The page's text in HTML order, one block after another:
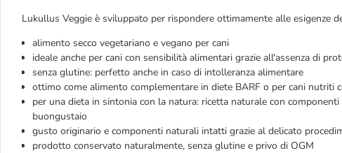
Lukullus Veggie è sviluppato per rispondere ottimamente alle esigenze
alimento secco vegetariano e vegano per cani
ideale anche per cani con sensibilità alimentari grazie all'assenza di
senza glutine: perfetto anche in caso di intolleranza alimentare
ottimo come alimento complementare in diete BARF o per cani nutriti
per una dieta in sintonia con la natura: ricetta naturale con
buongustaio
gusto originario e componenti naturali intatti grazie al delicato
prodotto conservato naturalmente, senza glutine e privo di OGM